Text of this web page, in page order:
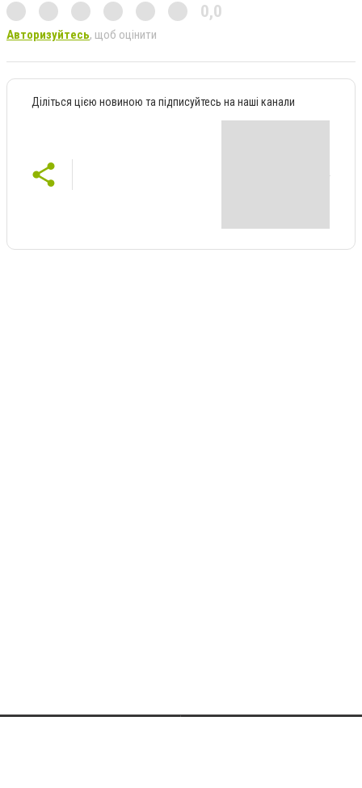
0,0
Авторизуйтесь, щоб оцінити
Діліться цією новиною та підписуйтесь на наші канали